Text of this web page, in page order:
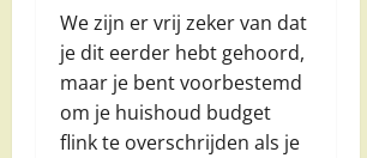
We zijn er vrij zeker van dat
je dit eerder hebt gehoord,
maar je bent voorbestemd
om je huishoud budget
flink te overschrijden als je